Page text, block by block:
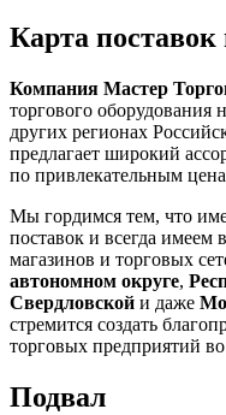
Карта поставок
Компания Мастер
торгового оборудования
других регионах
предлагает широкий
по привлекательным
Мы гордимся тем, что
поставок и всегда
магазинов и торговых
автономном округе,
Свердловской и даже
стремится создать
торговых предприятий
Подвал